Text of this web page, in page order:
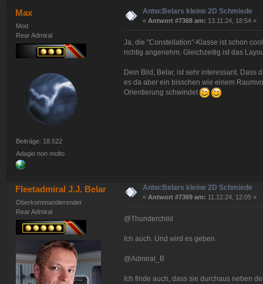
Max
Mod
Rear Admiral
Beiträge: 18.522
Adagio non molto
Antw:Belars kleine 2D Schmiede
« Antwort #7368 am: 13.11.24, 18:54 »
Ja, die "Constellation"-Klasse ist schon
richtig angenehm. Gleichzeitig ist das
Dein Bild, Belar, ist sehr interessant. Dass
es da aber ein bisschen wie einem
Orientierung schwindet
Fleetadmiral J.J. Belar
Oberkommandierender
Rear Admiral
Antw:Belars kleine 2D Schmiede
« Antwort #7369 am: 11.12.24, 12:05 »
@Thunderchild
Ich auch. Und wird es geben.
@Admiral_B
Ich finde auch, dass sie durchaus neben